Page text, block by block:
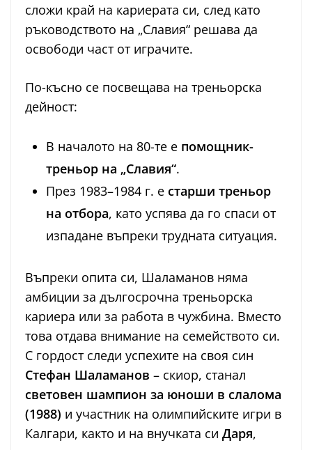
сложи край на кариерата си, след като
ръководството на „Славия“ решава да
освободи част от играчите.
По-късно се посвещава на треньорска
дейност:
В началото на 80-те е помощник-
треньор на „Славия“.
През 1983–1984 г. е старши треньор
на отбора, като успява да го спаси от
изпадане въпреки трудната ситуация.
Въпреки опита си, Шаламанов няма
амбиции за дългосрочна треньорска
кариера или за работа в чужбина. Вместо
това отдава внимание на семейството си.
С гордост следи успехите на своя син
Стефан Шаламанов – скиор, станал
световен шампион за юноши в слалома
(1988) и участник на олимпийските игри в
Калгари, както и на внучката си Даря,